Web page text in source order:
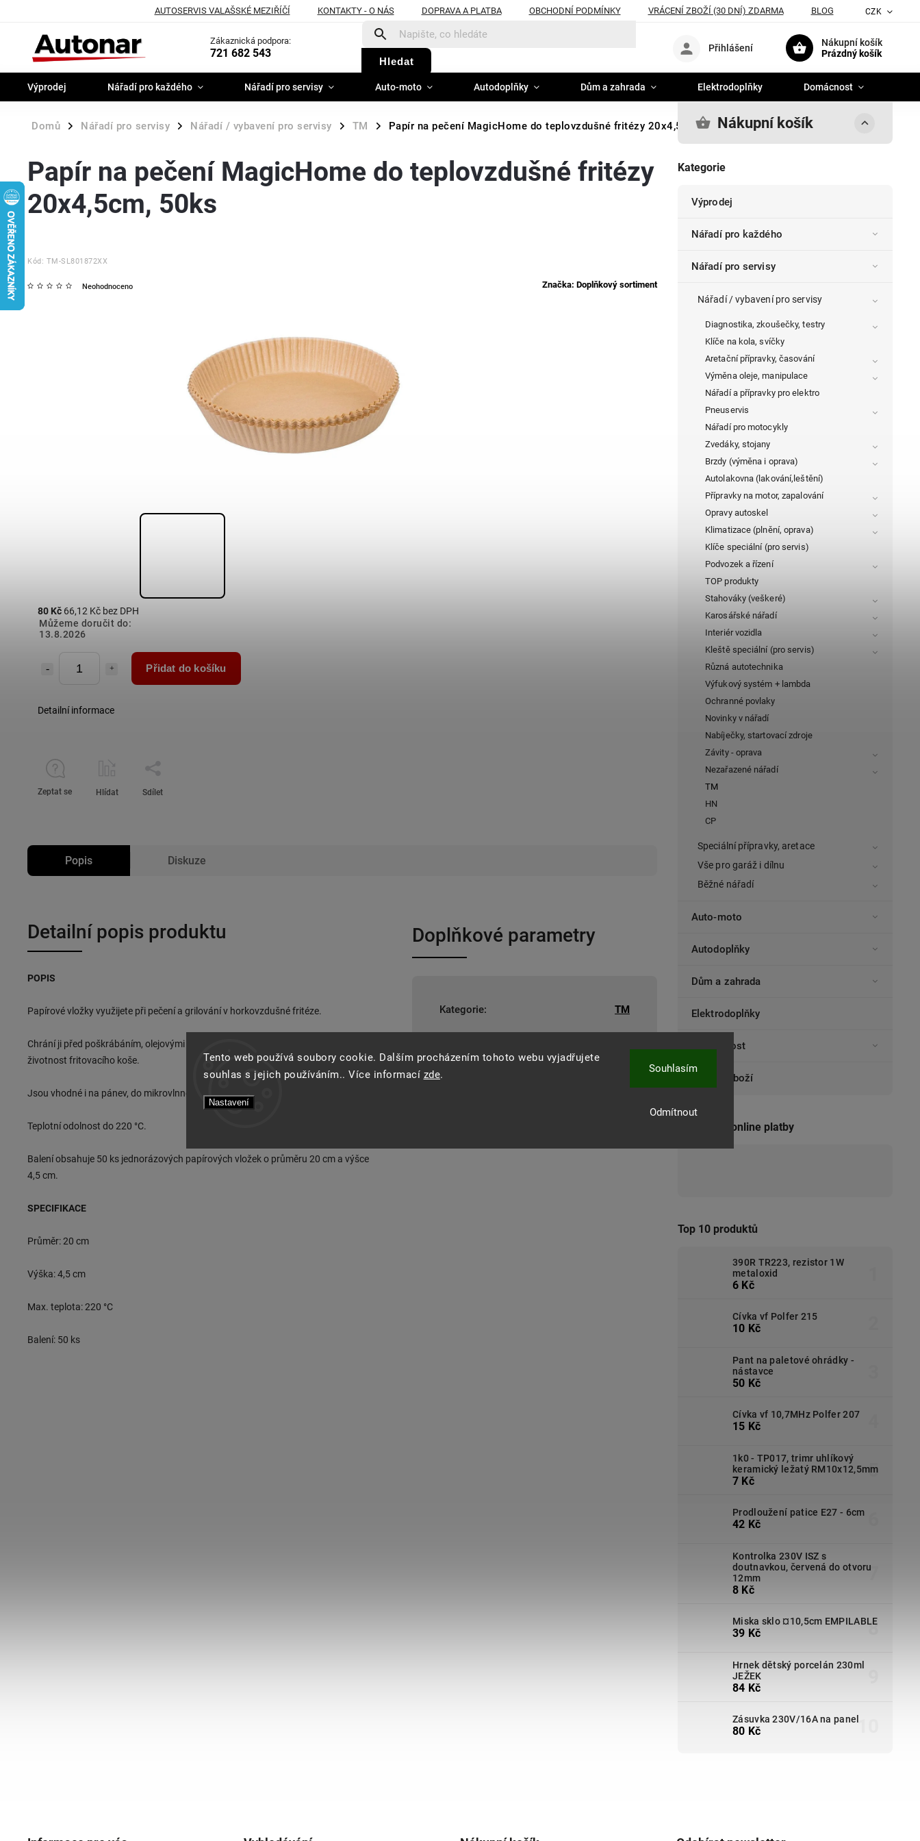
Tento web používá soubory cookie. Dalším procházením tohoto webu vyjadřujete
souhlas s jejich používáním.. Více informací zde.
Nastavení
Odmítnout
Souhlasím
AUTOSERVIS VALAŠSKÉ MEZIŘÍČÍ KONTAKTY - O NÁS DOPRAVA A PLATBA OBCHODNÍ PODMÍNKY VRÁCENÍ ZBOŽÍ (30 DNÍ) ZDARMA BLOG CZK
Zákaznická podpora:
721 682 543
Hledat
Nákupní košík
Prázdný košík
Přihlášení
Výprodej Nářadí pro každého Nářadí pro servisy Auto-moto Autodoplňky Dům a zahrada Elektrodoplňky Domácnost
Domů / Nářadí pro servisy / Nářadí / vybavení pro servisy / TM / Papír na pečení MagicHome do teplovzdušné fritézy 20x4,5cm, 50ksNákupní košík
Kategorie
Výprodej
Nářadí pro každého
Nářadí pro servisy
Nářadí / vybavení pro servisy
Diagnostika, zkoušečky, testry
Klíče na kola, svíčky
Aretační přípravky, časování
Výměna oleje, manipulace
Nářadí a přípravky pro elektro
Pneuservis
Nářadí pro motocykly
Zvedáky, stojany
Brzdy (výměna i oprava)
Autolakovna (lakování,leštění)
Přípravky na motor, zapalování
Opravy autoskel
Klimatizace (plnění, oprava)
Klíče speciální (pro servis)
Podvozek a řízení
TOP produkty
Stahováky (veškeré)
Karosářské nářadí
Interiér vozidla
Kleště speciální (pro servis)
Různá autotechnika
Výfukový systém + lambda
Ochranné povlaky
Novinky v nářadí
Nabíječky, startovací zdroje
Závity - oprava
Nezařazené nářadí
TM
HN
CP
Speciální přípravky, aretace
Vše pro garáž i dílnu
Běžné nářadí
Auto-moto
Autodoplňky
Dům a zahrada
Elektrodoplňky
Domácnost
Ostatní zboží
Přijímáme online platby
Top 10 produktů
390R TR223, rezistor 1W
metaloxid
6 Kč
Cívka vf Polfer 215
10 Kč
Pant na paletové ohrádky -
nástavce
50 Kč
Cívka vf 10,7MHz Polfer 207
15 Kč
1k0 - TP017, trimr uhlíkový
keramický ležatý RM10x12,5mm
7 Kč
Prodloužení patice E27 - 6cm
42 Kč
Kontrolka 230V ISZ s
doutnavkou, červená do otvoru
12mm
8 Kč
Miska sklo ¤10,5cm EMPILABLE
39 Kč
Hrnek dětský porcelán 230ml
JEŽEK
84 Kč
Zásuvka 230V/16A na panel
80 Kč
Papír na pečení MagicHome do teplovzdušné fritézy
20x4,5cm, 50ks
Kód: TM-SL801872XX
Neohodnoceno Značka: Doplňkový sortiment
80 Kč 66,12 Kč bez DPH
Můžeme doručit do:
13.8.2026
Přidat do košíku
Detailní informace
Zeptat se Hlídat Sdílet
Popis Diskuze
Detailní popis produktu
POPIS
Papírové vložky využijete při pečení a grilování v horkovzdušné fritéze.
Chrání ji před poškrábáním, olejovými skvrnami a zbytky jídla, takže prodlužují
životnost fritovacího koše.
Jsou vhodné i na pánev, do mikrovlnné trouby, pečící trouby i do parního hrnce.
Teplotní odolnost do 220 °C.
Balení obsahuje 50 ks jednorázových papírových vložek o průměru 20 cm a výšce
4,5 cm.
SPECIFIKACE
Průměr: 20 cm
Výška: 4,5 cm
Max. teplota: 220 °C
Balení: 50 ks
Doplňkové parametry
Kategorie: TM